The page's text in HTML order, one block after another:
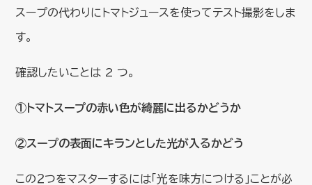
スープの代わりにトマトジュースを使ってテスト撮影をしま
す。
確認したいことは 2 つ。
①トマトスープの赤い色が綺麗に出るかどうか
②スープの表面にキランとした光が入るかどう
この２つをマスターするには「光を味方につける」ことが必